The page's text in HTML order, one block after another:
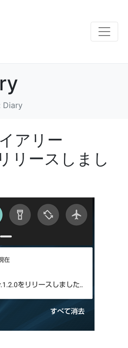
Diary
アリー
リースしまし